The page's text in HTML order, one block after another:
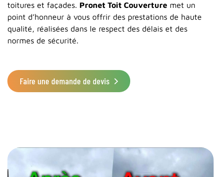
toitures et façades. Pronet Toit Couverture met un
point d’honneur à vous offrir des prestations de haute
qualité, réalisées dans le respect des délais et des
normes de sécurité.
Faire une demande de devis